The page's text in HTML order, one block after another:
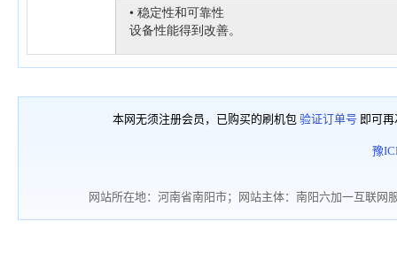
本网无须注册会员，已购买的刷机包 验证订单号 即可
豫
网站所在地：河南省南阳市；网站主体：南阳六加一互联